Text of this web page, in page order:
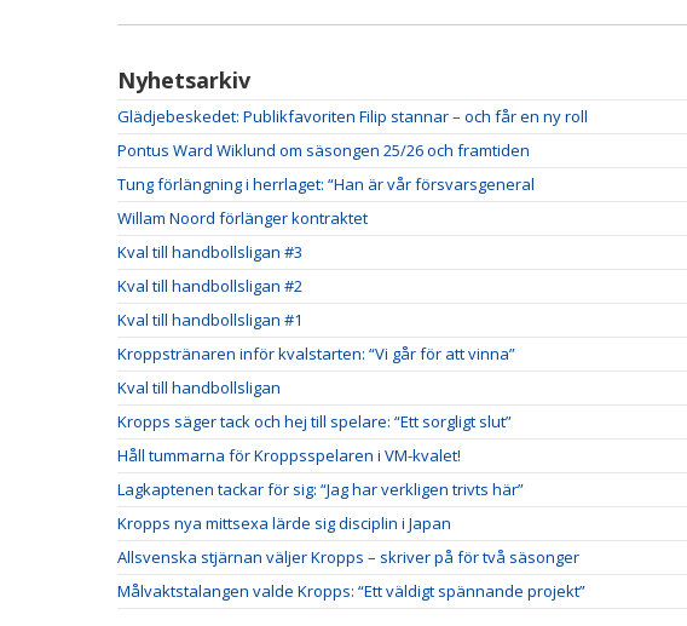
Nyhetsarkiv
Glädjebeskedet: Publikfavoriten Filip stannar – och får en ny roll
Pontus Ward Wiklund om säsongen 25/26 och framtiden
Tung förlängning i herrlaget: “Han är vår försvarsgeneral
Willam Noord förlänger kontraktet
Kval till handbollsligan #3
Kval till handbollsligan #2
Kval till handbollsligan #1
Kroppstränaren inför kvalstarten: “Vi går för att vinna”
Kval till handbollsligan
Kropps säger tack och hej till spelare: “Ett sorgligt slut”
Håll tummarna för Kroppsspelaren i VM-kvalet!
Lagkaptenen tackar för sig: “Jag har verkligen trivts här”
Kropps nya mittsexa lärde sig disciplin i Japan
Allsvenska stjärnan väljer Kropps – skriver på för två säsonger
Målvaktstalangen valde Kropps: “Ett väldigt spännande projekt”